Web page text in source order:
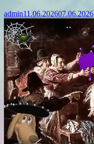
admin11.06.202607.06.2026